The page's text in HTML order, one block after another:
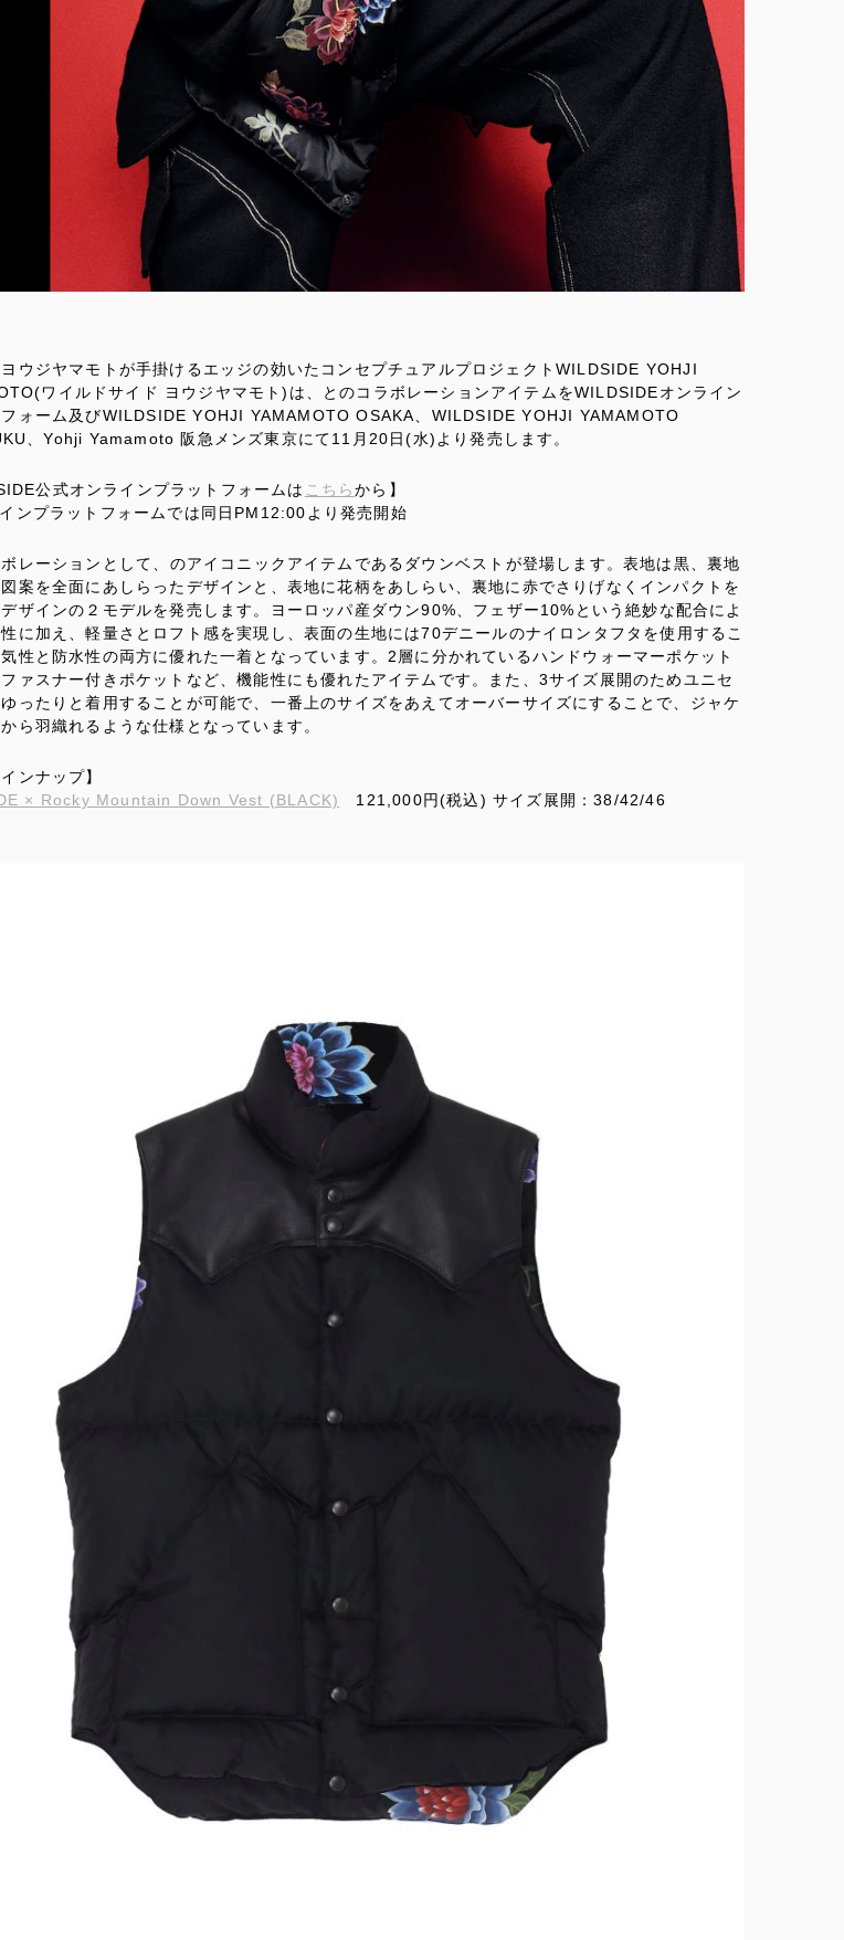
ウジヤマモトが手掛けるエッジの効いたコンセプチュアルプロジェクトWILDSIDE YOHJI
ワイルドサイド ヨウジヤマモト)は、
とのコラボレーションアイテムをWILDSIDEオンライン
フォーム及びWILDSIDE YOHJI YAMAMOTO OSAKA、WILDSIDE YOHJI YAMAMOTO
、Yohji Yamamoto 阪急メンズ東京にて11月20日(水)より発売します。
公式オンラインプラットフォームは こちらから】
ンプラットフォームでは同日PM12:00より発売開始
レーションとして、 のアイコニックアイテムであるダウンベストが登場します。表地は黒、裏地
案を全面にあしらったデザインと、表地に花柄をあしらい、裏地に赤でさりげなくインパクトを
ザインの２モデルを発売します。ヨーロッパ産ダウン90%、フェザー10%という絶妙な配合によ
性に加え、軽量さとロフト感を実現し、表面の生地には70デニールのナイロンタフタを使用するこ
性と防水性の両方に優れた一着となっています。2層に分かれているハンドウォーマーポケット
ァスナー付きポケットなど、機能性にも優れたアイテムです。また、3サイズ展開のためユニセ
ったりと着用することが可能で、一番上のサイズをあえてオーバーサイズにすることで、ジャケ
ら羽織れるような仕様となっています。
ンナップ】
× Rocky Mountain Down Vest (BLACK)
121,000円(税込) サイズ展開：38/42/46